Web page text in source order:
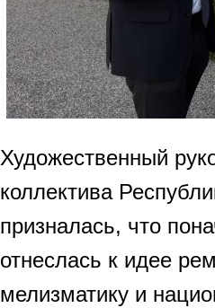
Художественный
коллектива
призналась, что
отнеслась к идее
мелизматику и